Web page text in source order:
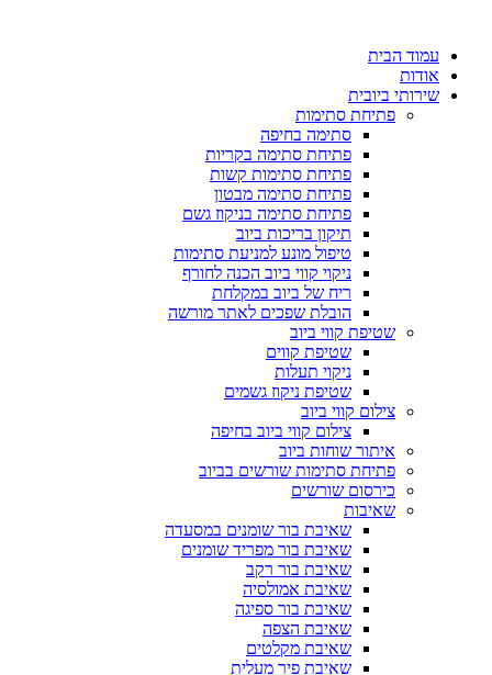
עמוד הבית
אודות
שירותי ביובית
פתיחת סתימות
סתימה בחיפה
פתיחת סתימה בקריות
פתיחת סתימות קשות
פתיחת סתימה מבטון
פתיחת סתימה בניקוז גשם
תיקון בריכות ביוב
טיפול מונע למניעת סתימות
ניקוי קווי ביוב הכנה לחורף
ריח של ביוב במקלחת
הובלת שפכים לאתר מורשה
שטיפת קווי ביוב
שטיפת קווים
ניקוי תעלות
שטיפת ניקוז גשמים
צילום קווי ביוב
צילום קווי ביוב בחיפה
איתור שוחות ביוב
פתיחת סתימות שורשים בביוב
כירסום שורשים
שאיבות
שאיבת בור שומנים במסעדה
שאיבת בור מפריד שומנים
שאיבת בור רקב
שאיבת אמולסיה
שאיבת בור ספיגה
שאיבת הצפה
שאיבת מקלטים
שאיבת פיר מעלית